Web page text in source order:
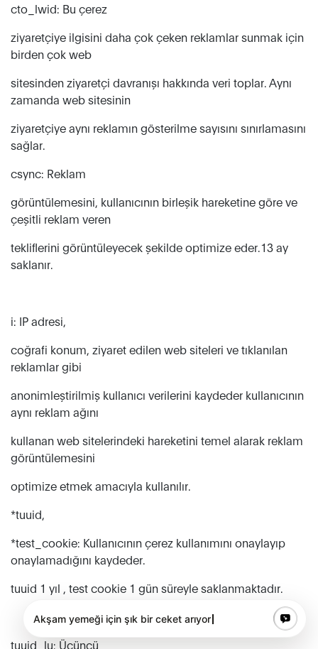
cto_lwid: Bu çerez
ziyaretçiye ilgisini daha çok çeken reklamlar sunmak için
birden çok web
sitesinden ziyaretçi davranışı hakkında veri toplar. Aynı
zamanda web sitesinin
ziyaretçiye aynı reklamın gösterilme sayısını sınırlamasını
sağlar.
csync: Reklam
görüntülemesini, kullanıcının birleşik hareketine göre ve
çeşitli reklam veren
tekliflerini görüntüleyecek şekilde optimize eder.13 ay
saklanır.
i: IP adresi,
coğrafi konum, ziyaret edilen web siteleri ve tıklanılan
reklamlar gibi
anonimleştirilmiş kullanıcı verilerini kaydeder kullanıcının
aynı reklam ağını
kullanan web sitelerindeki hareketini temel alarak reklam
görüntülemesini
optimize etmek amacıyla kullanılır.
*tuuid,
*test_cookie: Kullanıcının çerez kullanımını onaylayıp
onaylamadığını kaydeder.
tuuid 1 yıl , test cookie 1 gün süreyle saklanmaktadır.
tuuid_lu: Üçüncü